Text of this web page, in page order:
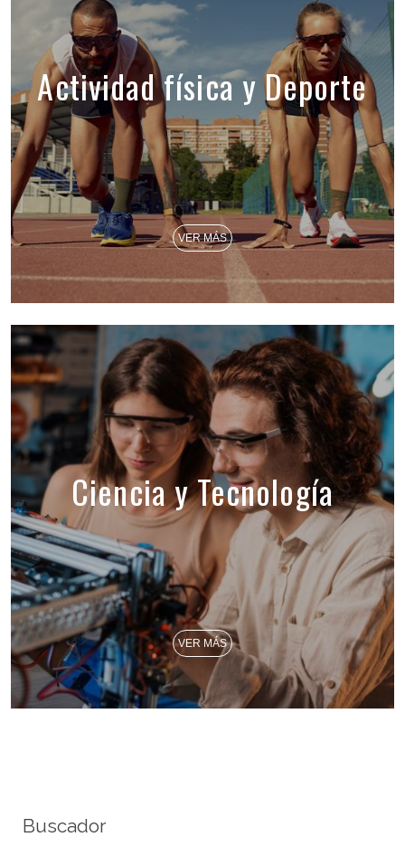
Actividad física y Deporte
VER MÁS
Ciencia y Tecnología
VER MÁS
Buscador